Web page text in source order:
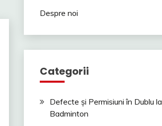
Despre noi
Categorii
Defecte și Permisiuni în Dublu la
Badminton